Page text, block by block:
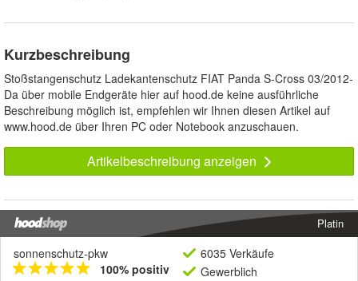
Kurzbeschreibung
Stoßstangenschutz Ladekantenschutz FIAT Panda S-Cross 03/2012-
Da über mobile Endgeräte hier auf hood.de keine ausführliche
Beschreibung möglich ist, empfehlen wir Ihnen diesen Artikel auf
www.hood.de über Ihren PC oder Notebook anzuschauen.
Artikelbeschreibung anzeigen
Platin
sonnenschutz-pkw
100% positiv
6035 Verkäufe
Gewerblich